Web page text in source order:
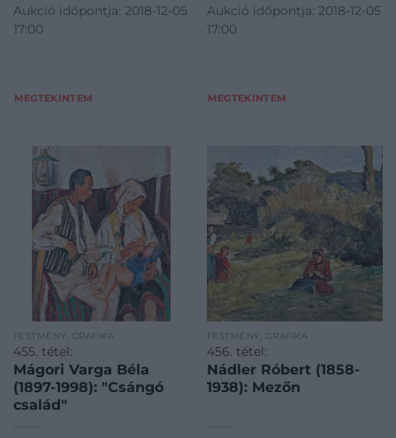
Aukció időpontja: 2018-12-05
17:00
MEGTEKINTEM
Aukció időpontja: 2018-12-05
17:00
MEGTEKINTEM
FESTMÉNY, GRAFIKA
455. tétel:
Mágori Varga Béla
(1897-1998): "Csángó
család"
FESTMÉNY, GRAFIKA
456. tétel:
Nádler Róbert (1858-
1938): Mezőn